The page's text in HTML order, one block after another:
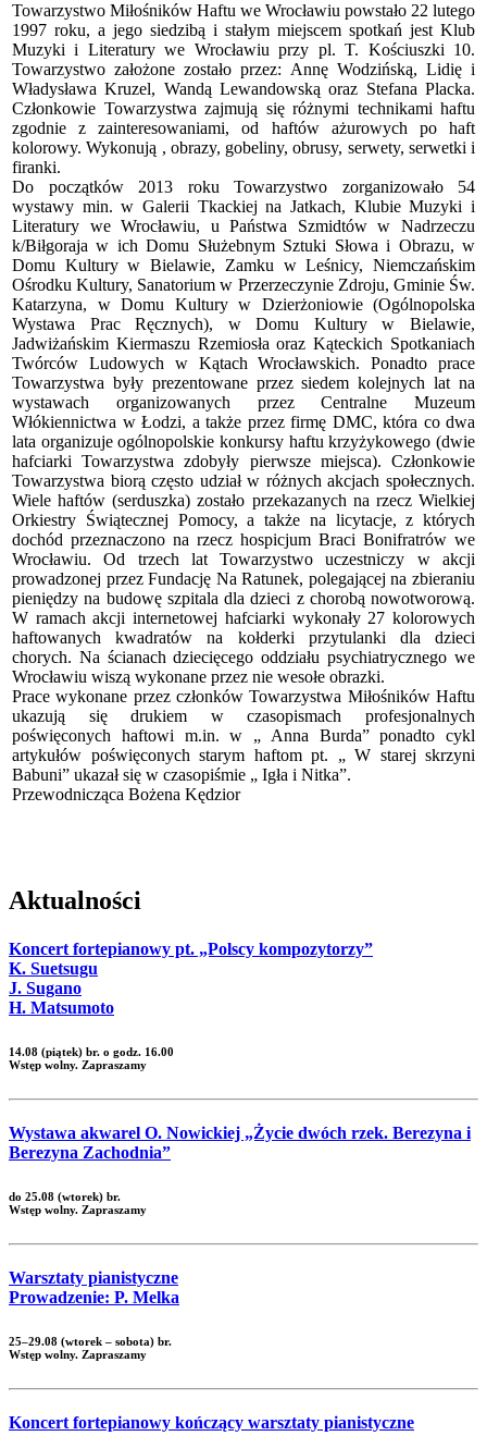
Towarzystwo Miłośników Haftu we Wrocławiu powstało 22 lutego
1997 roku, a jego siedzibą i stałym miejscem spotkań jest Klub
Muzyki i Literatury we Wrocławiu przy pl. T. Kościuszki 10.
Towarzystwo założone zostało przez: Annę Wodzińską, Lidię i
Władysława Kruzel, Wandą Lewandowską oraz Stefana Placka.
Członkowie Towarzystwa zajmują się różnymi technikami haftu
zgodnie z zainteresowaniami, od haftów ażurowych po haft
kolorowy. Wykonują , obrazy, gobeliny, obrusy, serwety, serwetki i
firanki.
Do początków 2013 roku Towarzystwo zorganizowało 54
wystawy min. w Galerii Tkackiej na Jatkach, Klubie Muzyki i
Literatury we Wrocławiu, u Państwa Szmidtów w Nadrzeczu
k/Biłgoraja w ich Domu Służebnym Sztuki Słowa i Obrazu, w
Domu Kultury w Bielawie, Zamku w Leśnicy, Niemczańskim
Ośrodku Kultury, Sanatorium w Przerzeczynie Zdroju, Gminie Św.
Katarzyna, w Domu Kultury w Dzierżoniowie (Ogólnopolska
Wystawa Prac Ręcznych), w Domu Kultury w Bielawie,
Jadwiżańskim Kiermaszu Rzemiosła oraz Kąteckich Spotkaniach
Twórców Ludowych w Kątach Wrocławskich. Ponadto prace
Towarzystwa były prezentowane przez siedem kolejnych lat na
wystawach organizowanych przez Centralne Muzeum
Włókiennictwa w Łodzi, a także przez firmę DMC, która co dwa
lata organizuje ogólnopolskie konkursy haftu krzyżykowego (dwie
hafciarki Towarzystwa zdobyły pierwsze miejsca). Członkowie
Towarzystwa biorą często udział w różnych akcjach społecznych.
Wiele haftów (serduszka) zostało przekazanych na rzecz Wielkiej
Orkiestry Świątecznej Pomocy, a także na licytacje, z których
dochód przeznaczono na rzecz hospicjum Braci Bonifratrów we
Wrocławiu. Od trzech lat Towarzystwo uczestniczy w akcji
prowadzonej przez Fundację Na Ratunek, polegającej na zbieraniu
pieniędzy na budowę szpitala dla dzieci z chorobą nowotworową.
W ramach akcji internetowej hafciarki wykonały 27 kolorowych
haftowanych kwadratów na kołderki przytulanki dla dzieci
chorych. Na ścianach dziecięcego oddziału psychiatrycznego we
Wrocławiu wiszą wykonane przez nie wesołe obrazki.
Prace wykonane przez członków Towarzystwa Miłośników Haftu
ukazują się drukiem w czasopismach profesjonalnych
poświęconych haftowi m.in. w „ Anna Burda” ponadto cykl
artykułów poświęconych starym haftom pt. „ W starej skrzyni
Babuni” ukazał się w czasopiśmie „ Igła i Nitka”.
Przewodnicząca Bożena Kędzior
Aktualności
Koncert fortepianowy pt. „Polscy kompozytorzy”
K. Suetsugu
J. Sugano
H. Matsumoto
14.08 (piątek) br. o godz. 16.00
Wstęp wolny. Zapraszamy
Wystawa akwarel O. Nowickiej „Życie dwóch rzek. Berezyna i
Berezyna Zachodnia”
do 25.08 (wtorek) br.
Wstęp wolny. Zapraszamy
Warsztaty pianistyczne
Prowadzenie: P. Melka
25–29.08 (wtorek – sobota) br.
Wstęp wolny. Zapraszamy
Koncert fortepianowy kończący warsztaty pianistyczne